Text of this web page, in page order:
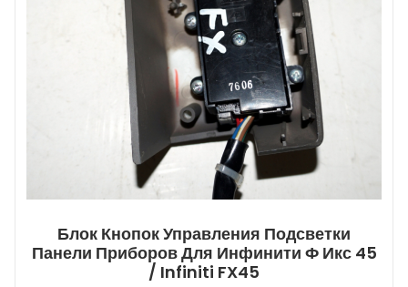
Блок Кнопок Управления Подсветки
Панели Приборов Для Инфинити Ф Икс 45
/ Infiniti FX45